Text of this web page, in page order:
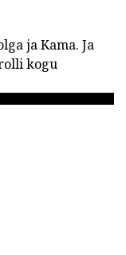
ja Kama. Ja
kogu